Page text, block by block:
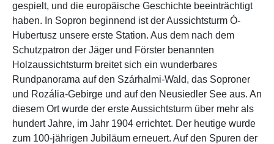
gespielt, und die europäische Geschichte beeinträchtigt
haben. In Sopron beginnend ist der Aussichtsturm Ó-
Hubertusz unsere erste Station. Aus dem nach dem
Schutzpatron der Jäger und Förster benannten
Holzaussichtsturm breitet sich ein wunderbares
Rundpanorama auf den Szárhalmi-Wald, das Soproner
und Rozália-Gebirge und auf den Neusiedler See aus. An
diesem Ort wurde der erste Aussichtsturm über mehr als
hundert Jahre, im Jahr 1904 errichtet. Der heutige wurde
zum 100-jährigen Jubiläum erneuert. Auf den Spuren der